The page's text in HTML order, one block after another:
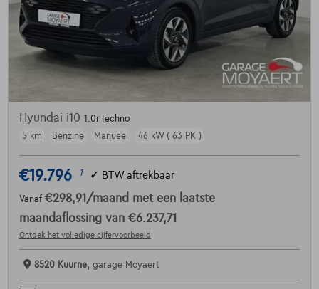
Hyundai i10 1.0i Techno
5 km
Benzine Manueel 46 kW ( 63 PK )
€19.796 1 ✓ BTW aftrekbaar
Vanaf €298,91 /maand met een laatste
maandaflossing van €6.237,71
Ontdek het volledige cijfervoorbeeld
8520 Kuurne, garage Moyaert